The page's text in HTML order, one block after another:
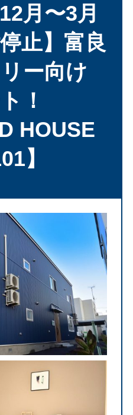
月〜3月
止】富良
ー向け
！
HOUSE
】